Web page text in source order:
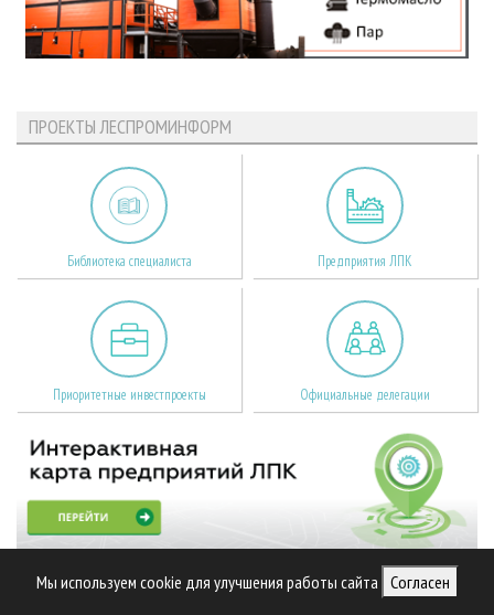
Мы используем cookie для улучшения работы сайта Согласен
ПРОЕКТЫ ЛЕСПРОМИНФОРМ
Библиотека специалиста Предприятия ЛПК
Приоритетные инвестпроекты Официальные делегации
МЕДИА